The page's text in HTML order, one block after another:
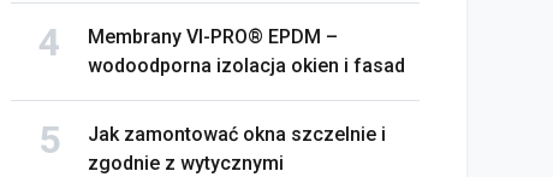
Membrany VI-PRO® EPDM –
wodoodporna izolacja okien i fasad
Jak zamontować okna szczelnie i
zgodnie z wytycznymi